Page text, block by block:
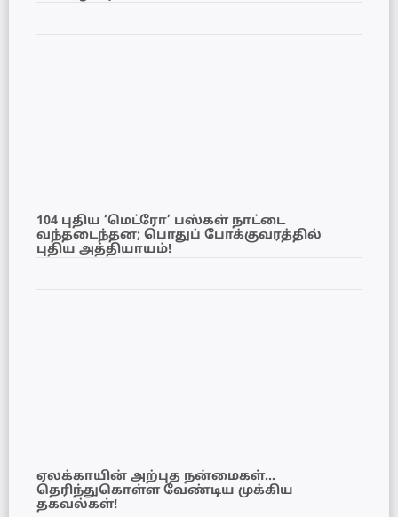
104 புதிய ‘மெட்ரோ’ பஸ்கள் நாட்டை
வந்தடைந்தன; பொதுப் போக்குவரத்தில்
புதிய அத்தியாயம்!
ஏலக்காயின் அற்புத நன்மைகள்…
தெரிந்துகொள்ள வேண்டிய முக்கிய
தகவல்கள்!